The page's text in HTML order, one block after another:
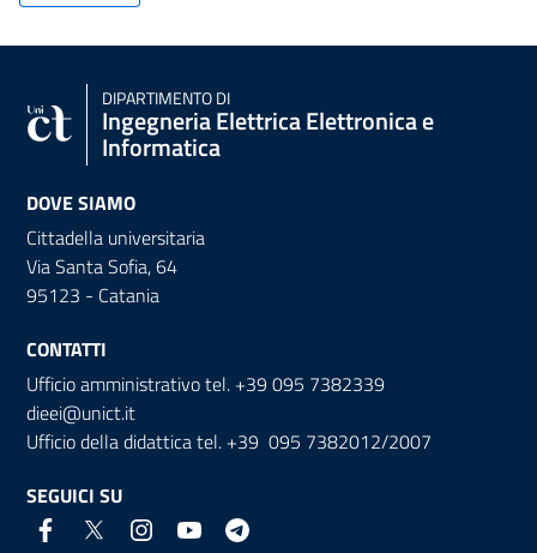
DIPARTIMENTO DI
Ingegneria Elettrica Elettronica e
Informatica
DOVE SIAMO
Cittadella universitaria
Via Santa Sofia, 64
95123 - Catania
CONTATTI
Ufficio amministrativo tel. +39 095 7382339
dieei@unict.it
Ufficio della didattica tel. +39 095 7382012/2007
SEGUICI SU